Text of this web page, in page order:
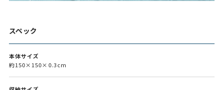
スペック
本体サイズ
約150×150×0.3cm